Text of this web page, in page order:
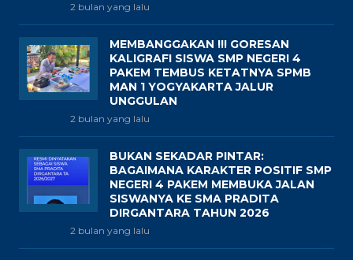
2 bulan yang lalu
MEMBANGGAKAN !!! GORESAN
KALIGRAFI SISWA SMP NEGERI 4
PAKEM TEMBUS KETATNYA SPMB
MAN 1 YOGYAKARTA JALUR
UNGGULAN
2 bulan yang lalu
BUKAN SEKADAR PINTAR:
BAGAIMANA KARAKTER POSITIF SMP
NEGERI 4 PAKEM MEMBUKA JALAN
SISWANYA KE SMA PRADITA
DIRGANTARA TAHUN 2026
2 bulan yang lalu